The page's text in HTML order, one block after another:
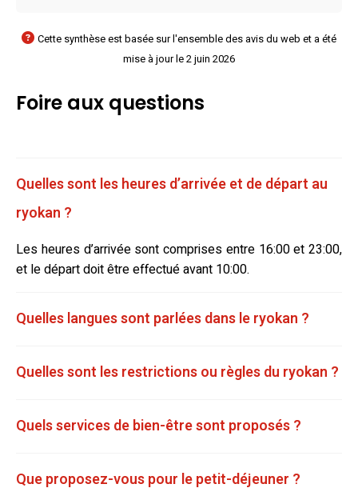
Cette synthèse est basée sur l'ensemble des avis du web et a été
mise à jour le 2 juin 2026
Foire aux questions
Quelles sont les heures d’arrivée et de départ au
ryokan ?
Les heures d’arrivée sont comprises entre 16:00 et 23:00,
et le départ doit être effectué avant 10:00.
Quelles langues sont parlées dans le ryokan ?
Quelles sont les restrictions ou règles du ryokan ?
Quels services de bien-être sont proposés ?
Que proposez-vous pour le petit-déjeuner ?